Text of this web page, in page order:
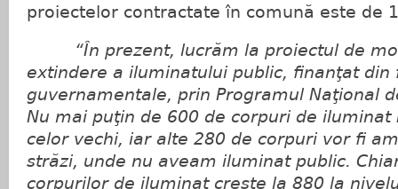
proiectelor contractate în comună este de
“În prezent, lucrăm la proiectul de
extindere a iluminatului public, finanţat din
guvernamentale, prin Programul Naţional
Nu mai puţin de 600 de corpuri de iluminat
celor vechi, iar alte 280 de corpuri vor fi
străzi, unde nu aveam iluminat public.
corpurilor de iluminat creşte la 880 la